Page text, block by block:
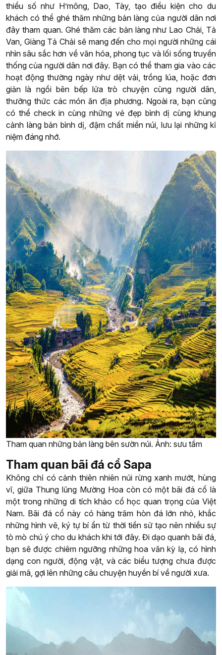
thiểu số như H’mông, Dao, Tày, tạo điều kiện cho du
khách có thể ghé thăm những bản làng của người dân nơi
đây tham quan. Ghé thăm các bản làng như Lao Chải, Tả
Van, Giàng Tả Chải sẽ mang đến cho mọi người những cái
nhìn sâu sắc hơn về văn hóa, phong tục và lối sống truyền
thống của người dân nơi đây. Bạn có thể tham gia vào các
hoạt động thường ngày như dệt vải, trồng lúa, hoặc đơn
giản là ngồi bên bếp lửa trò chuyện cùng người dân,
thưởng thức các món ăn địa phương. Ngoài ra, bạn cũng
có thể check in cùng những vẻ đẹp bình dị cùng khung
cảnh làng bản bình dị, đậm chất miền núi, lưu lại những kỉ
niệm đáng nhớ.
Tham quan những bản làng bên sườn núi. Ảnh: sưu tầm
Tham quan bãi đá cổ Sapa
Không chỉ có cảnh thiên nhiên núi rừng xanh mướt, hùng
vĩ, giữa Thung lũng Mường Hoa còn có một bãi đá cổ là
một trong những di tích khảo cổ học quan trọng của Việt
Nam. Bãi đá cổ này có hàng trăm hòn đá lớn nhỏ, khắc
những hình vẽ, ký tự bí ẩn từ thời tiền sử tạo nên nhiều sự
tò mò chú ý cho du khách khi tới đây. Đi dạo quanh bãi đá,
bạn sẽ được chiêm ngưỡng những hoa văn kỳ lạ, có hình
dạng con người, động vật, và các biểu tượng chưa được
giải mã, gợi lên những câu chuyện huyền bí về người xưa.